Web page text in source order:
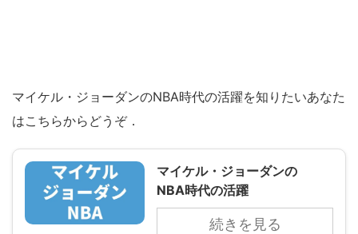
マイケル・ジョーダンのNBA時代の活躍を知りたいあなた
はこちらからどうぞ．
マイケル・ジョーダンの
NBA時代の活躍
続きを見る